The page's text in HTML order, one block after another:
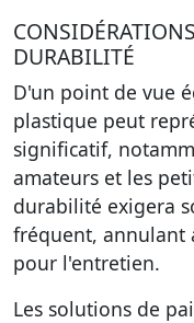
DURABILITÉ
D'un point de vue
plastique peut
significatif,
amateurs et les
durabilité exigera
fréquent, annulant
pour l'entretien.
Les solutions de